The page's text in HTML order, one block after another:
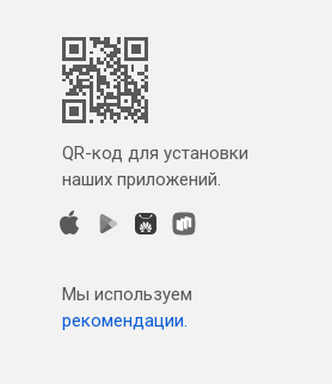
QR-код для установки
наших приложений.
Мы используем
рекомендации.